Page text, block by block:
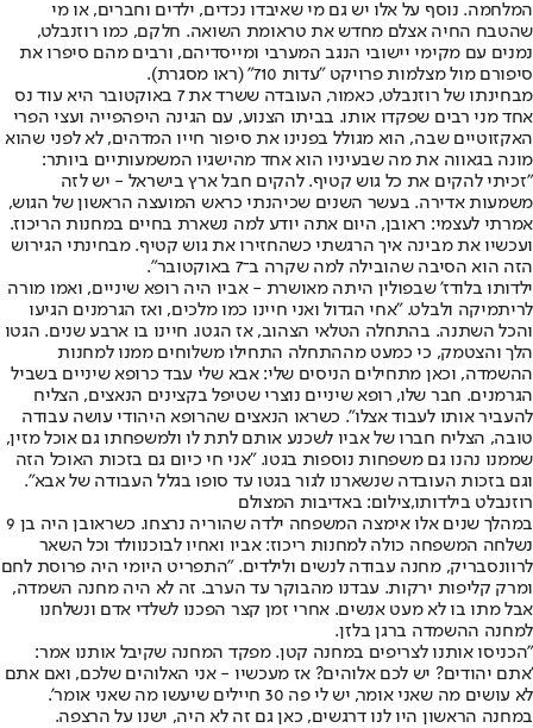
המלחמה. נוסף על אלו יש גם מי שאיבדו נכדים, ילדים וחברים, או מי
שהטבח החיה אצלם מחדש את טראומת השואה. חלקם, כמו רוזנבלט,
נמנים עם מקימי יישובי הנגב המערבי ומייסדיהם, ורבים מהם סיפרו את
סיפורם מול מצלמות פרויקט "עדות 710" (ראו מסגרת).
מבחינתו של רוזנבלט, כאמור, העובדה ששרד את 7 באוקטובר היא עוד נס
אחד מני רבים שפקדו אותו. בביתו הצנוע, עם הגינה היפהפייה ועצי הפרי
האקזוטיים שבה, הוא מגולל בפנינו את סיפור חייו המדהים, לא לפני שהוא
מונה בגאווה את מה שבעיניו הוא אחד מהישגיו המשמעותיים ביותר:
"זכיתי להקים את כל גוש קטיף. להקים חבל ארץ בישראל - יש לזה
משמעות אדירה. בעשר השנים שכיהנתי כראש המועצה הראשון של הגוש,
אמרתי לעצמי: ראובן, היום אתה יודע למה נשארת בחיים במחנות הריכוז.
ועכשיו את מבינה איך הרגשתי כשהחזירו את גוש קטיף. מבחינתי הגירוש
הזה הוא הסיבה שהובילה למה שקרה ב־7 באוקטובר".
ילדותו בלודז' שבפולין היתה מאושרת - אביו היה רופא שיניים, ואמו מורה
לריתמיקה ולבלט. "אחי הגדול ואני חיינו כמו מלכים, ואז הגרמנים הגיעו
והכל השתנה. בהתחלה הטלאי הצהוב, אז הגטו. חיינו בו ארבע שנים. הגטו
הלך והצטמק, כי כמעט מההתחלה התחילו משלוחים ממנו למחנות
ההשמדה, וכאן מתחילים הניסים שלי: אבא שלי עבד כרופא שיניים בשביל
הגרמנים. חבר שלו, רופא שיניים נוצרי שטיפל בקצינים הנאצים, הצליח
להעביר אותו לעבוד אצלו". כשראו הנאצים שהרופא היהודי עושה עבודה
טובה, הצליח חברו של אביו לשכנע אותם לתת לו ולמשפחתו גם אוכל מזין,
שממנו נהנו גם משפחות נוספות בגטו. "אני חי כיום גם בזכות האוכל הזה
וגם בזכות העובדה שנשארנו לגור בגטו עד סופו בגלל העבודה של אבא".
רוזנבלט בילדותו,צילום: באדיבות המצולם
במהלך שנים אלו אימצה המשפחה ילדה שהוריה נרצחו. כשראובן היה בן 9
נשלחה המשפחה כולה למחנות ריכוז: אביו ואחיו לבוכנוולד וכל השאר
לרוונסבריק, מחנה עבודה לנשים ולילדים. "התפריט היומי היה פרוסת לחם
ומרק קליפות ירקות. עבדנו מהבוקר עד הערב. זה לא היה מחנה השמדה,
אבל מתו בו לא מעט אנשים. אחרי זמן קצר הפכנו לשלדי אדם ונשלחנו
למחנה ההשמדה ברגן בלזן.
"הכניסו אותנו לצריפים במחנה קטן. מפקד המחנה שקיבל אותנו אמר:
'אתם יהודים? יש לכם אלוהים? אז מעכשיו - אני האלוהים שלכם, ואם אתם
לא עושים מה שאני אומר, יש לי פה 30 חיילים שיעשו מה שאני אומר'.
במחנה הראשון היו לנו דרגשים, כאן גם זה לא היה, ישנו על הרצפה.